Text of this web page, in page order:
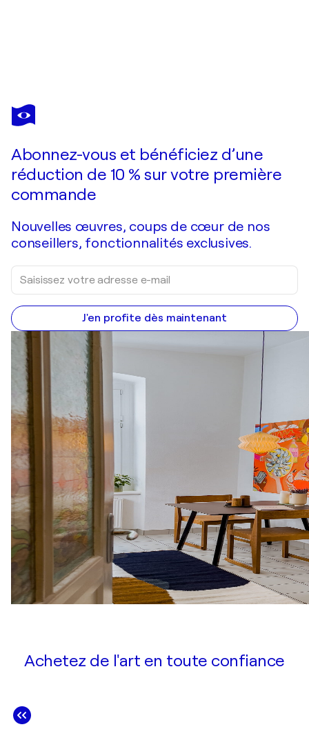
EKA
PERADZE
Je passe commande
Abonnez-vous et bénéficiez d’une
réduction de 10 % sur votre première
commande
Nouvelles œuvres, coups de cœur de nos
conseillers, fonctionnalités exclusives.
J'en profite dès maintenant
Achetez de l'art en toute confiance